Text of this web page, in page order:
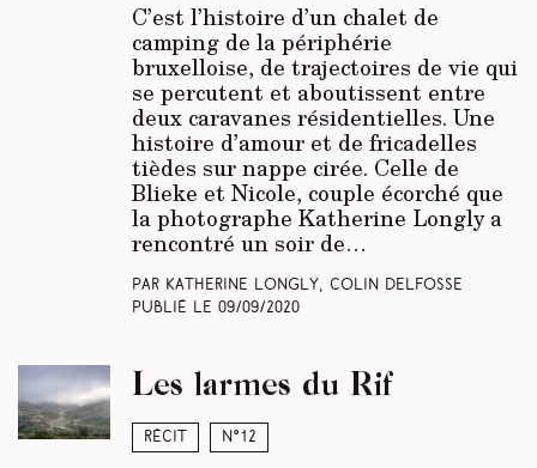
C’est l’histoire d’un chalet de
camping de la périphérie
bruxelloise, de trajectoires de vie qui
se percutent et aboutissent entre
deux caravanes résidentielles. Une
histoire d’amour et de fricadelles
tièdes sur nappe cirée. Celle de
Blieke et Nicole, couple écorché que
la photographe Katherine Longly a
rencontré un soir de…
Par Katherine Longly, Colin Delfosse
Publié le 09/09/2020
Récit N°12
Les larmes du Rif